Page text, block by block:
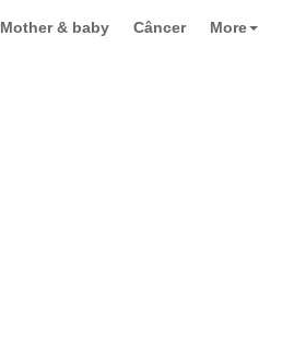
Mother & baby Câncer More